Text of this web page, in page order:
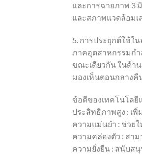
และการฉายภาพ 3
และสภาพแวดล้อมเ
5. การประยุกต์ใช้ใ
ภาคอุตสาหกรรมกำ
ขณะเดียวกัน ในด้า
มองเห็นตอนกลางคื
ข้อดีของเทคโนโลยี
ประสิทธิภาพสูง : เ
ความแม่นยำ : ช่วย
ความคล่องตัว : สา
ความยั่งยืน : สนับส